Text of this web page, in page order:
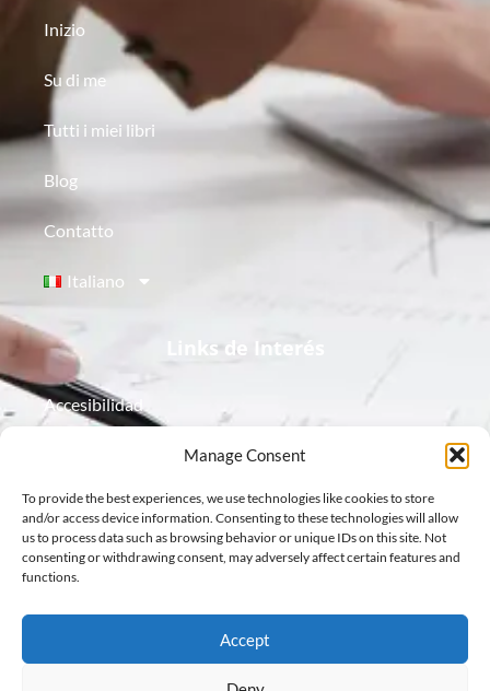
Manage Consent
To provide the best experiences, we use technologies like cookies to store
and/or access device information. Consenting to these technologies will allow
us to process data such as browsing behavior or unique IDs on this site. Not
consenting or withdrawing consent, may adversely affect certain features and
functions.
Accept
Inizio
Su di me
Tutti i miei libri
Blog
Contatto
Italiano
Links de Interés
Accesibilidad
Política de Cookies
Política de Privacidad